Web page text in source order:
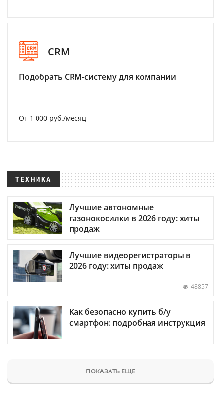
CRM
Подобрать CRM-систему для компании
От 1 000 руб./месяц
ТЕХНИКА
Лучшие автономные
газонокосилки в 2026 году: хиты
продаж
Лучшие видеорегистраторы в
2026 году: хиты продаж
48857
Как безопасно купить б/у
смартфон: подробная инструкция
ПОКАЗАТЬ ЕЩЕ